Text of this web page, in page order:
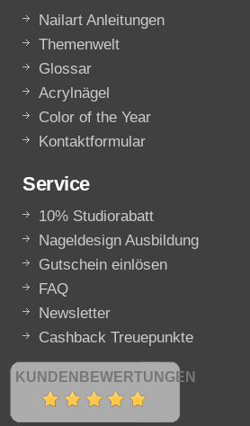
Nailart Anleitungen
Themenwelt
Glossar
Acrylnägel
Color of the Year
Kontaktformular
Service
10% Studiorabatt
Nageldesign Ausbildung
Gutschein einlösen
FAQ
Newsletter
Cashback Treuepunkte
KUNDENBEWERTUNGEN